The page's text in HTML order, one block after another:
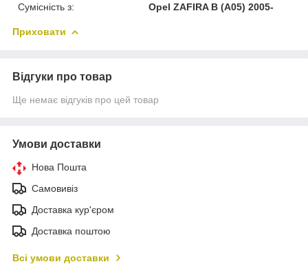
Сумісність з:
Opel ZAFIRA B (A05) 2005-
Приховати
Відгуки про товар
Ще немає відгуків про цей товар
Умови доставки
Нова Пошта
Самовивіз
Доставка кур'єром
Доставка поштою
Всі умови доставки